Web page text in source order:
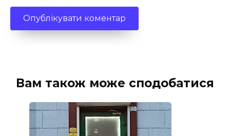
Вам також може сподобатися